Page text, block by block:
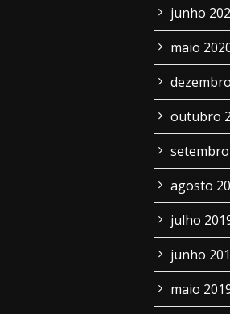
junho
maio
outubro
agosto
julho
junho
maio